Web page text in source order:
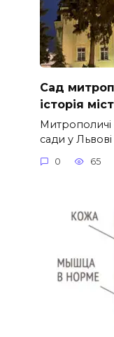
Сад
історія
Митрополичі
сади у Львові
0 65